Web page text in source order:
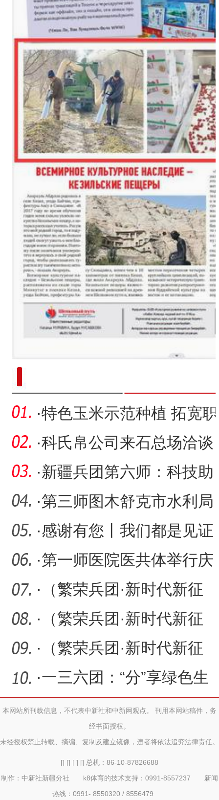
新疆兵团：持续优化营商环
·特色玉米示范种植 拓宽职
工致富之路
·科氏帛公司来石总场洽谈
棉花种质资源合作开发项
目
·新疆兵团第六师：科技助
力农业高质量发展
·第三师图木舒克市水利局
开展主题党日活动
·感谢有您丨我们都是见证
者和受益者
·第一师医院医共体举行庆
祝第40个教师节暨教学工
作
·
（繁荣兵团·新时代新征
程）新疆兵团：施工现场
实
·
（繁荣兵团·新时代新征
程）可克达拉市的道路命
名
·
（繁荣兵团·新时代新征
程）第四师可克达拉市：
把
·一三六团：“分”享绿色生
活，“乐”享美丽小拐镇
本网站所刊载信息，不代表中新社和中新网观点。 刊用本网站稿件，务
经书面授权。
未经授权禁止转载、摘编、复制及建立镜像，违者将依法追究法律责任。
[] [] [ ] [] 总机：86-10-87826688
制作：中新社新疆分社 k8体育的技术支持：0991-8557237 新闻
热线：0991- 8550320 / 8556479